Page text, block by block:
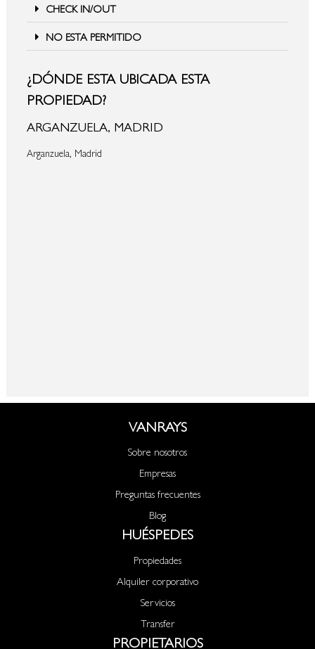
CHECK IN/OUT
NO ESTA PERMITIDO
¿DÓNDE ESTA UBICADA ESTA
PROPIEDAD?
ARGANZUELA, MADRID
Arganzuela, Madrid
VANRAYS
Sobre nosotros
Empresas
Preguntas frecuentes
Blog
HUÉSPEDES
Propiedades
Alquiler corporativo
Servicios
Transfer
PROPIETARIOS